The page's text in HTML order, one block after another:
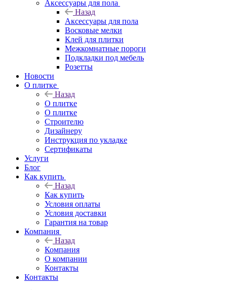
Аксессуары для пола
Назад
Аксессуары для пола
Восковые мелки
Клей для плитки
Межкомнатные пороги
Подкладки под мебель
Розетты
Новости
О плитке
Назад
О плитке
О плитке
Строителю
Дизайнеру
Инструкция по укладке
Сертификаты
Услуги
Блог
Как купить
Назад
Как купить
Условия оплаты
Условия доставки
Гарантия на товар
Компания
Назад
Компания
О компании
Контакты
Контакты